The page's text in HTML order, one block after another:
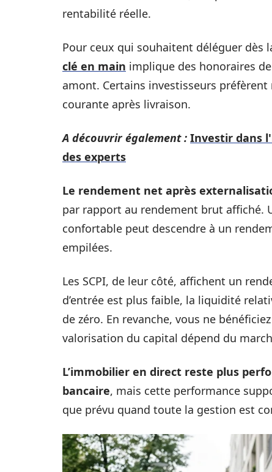
rentabilité réelle.
Pour ceux qui souhaitent déléguer dès
clé en main implique des honoraires
amont. Certains investisseurs
courante après livraison.
A découvrir également : Investir dans
des experts
Le rendement net après
par rapport au rendement brut affiché.
confortable peut descendre à un
empilées.
Les SCPI, de leur côté, affichent un
d’entrée est plus faible, la liquidité
de zéro. En revanche, vous ne
valorisation du capital dépend du
L’immobilier en direct reste plus
bancaire, mais cette performance
que prévu quand toute la gestion est